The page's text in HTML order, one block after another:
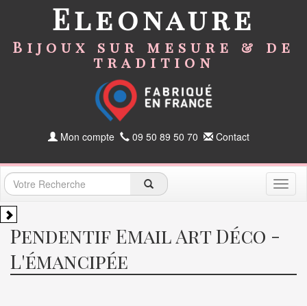
Eleonaure
Bijoux sur mesure & de
tradition
Mon compte 09 50 89 50 70 Contact
Pendentif Email Art Déco -
L'émancipée